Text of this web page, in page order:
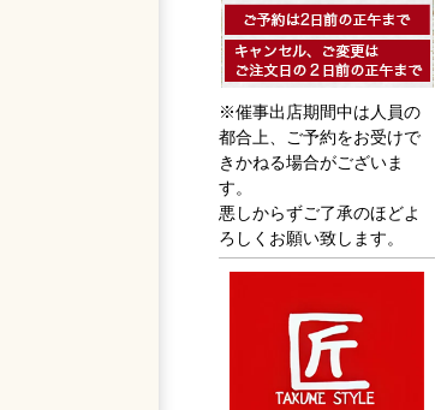
※催事出店期間中は人員の
都合上、ご予約をお受けで
きかねる場合がございま
す。
悪しからずご了承のほどよ
ろしくお願い致します。